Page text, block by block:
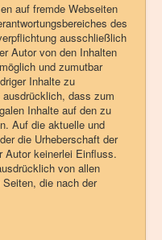
auf fremde Webseiten
des
ausschließlich
Autor von den Inhalten
und zumutbar
Inhalte zu
dass zum
Inhalte auf den zu
Auf die aktuelle und
die Urheberschaft der
Autor keinerlei Einfluss.
von allen
die nach der